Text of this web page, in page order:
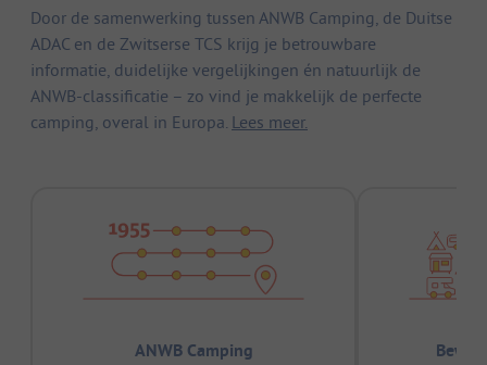
Door de samenwerking tussen ANWB Camping, de Duitse
ADAC en de Zwitserse TCS krijg je betrouwbare
informatie, duidelijke vergelijkingen én natuurlijk de
ANWB-classificatie – zo vind je makkelijk de perfecte
camping, overal in Europa. Lees meer.
ANWB Camping